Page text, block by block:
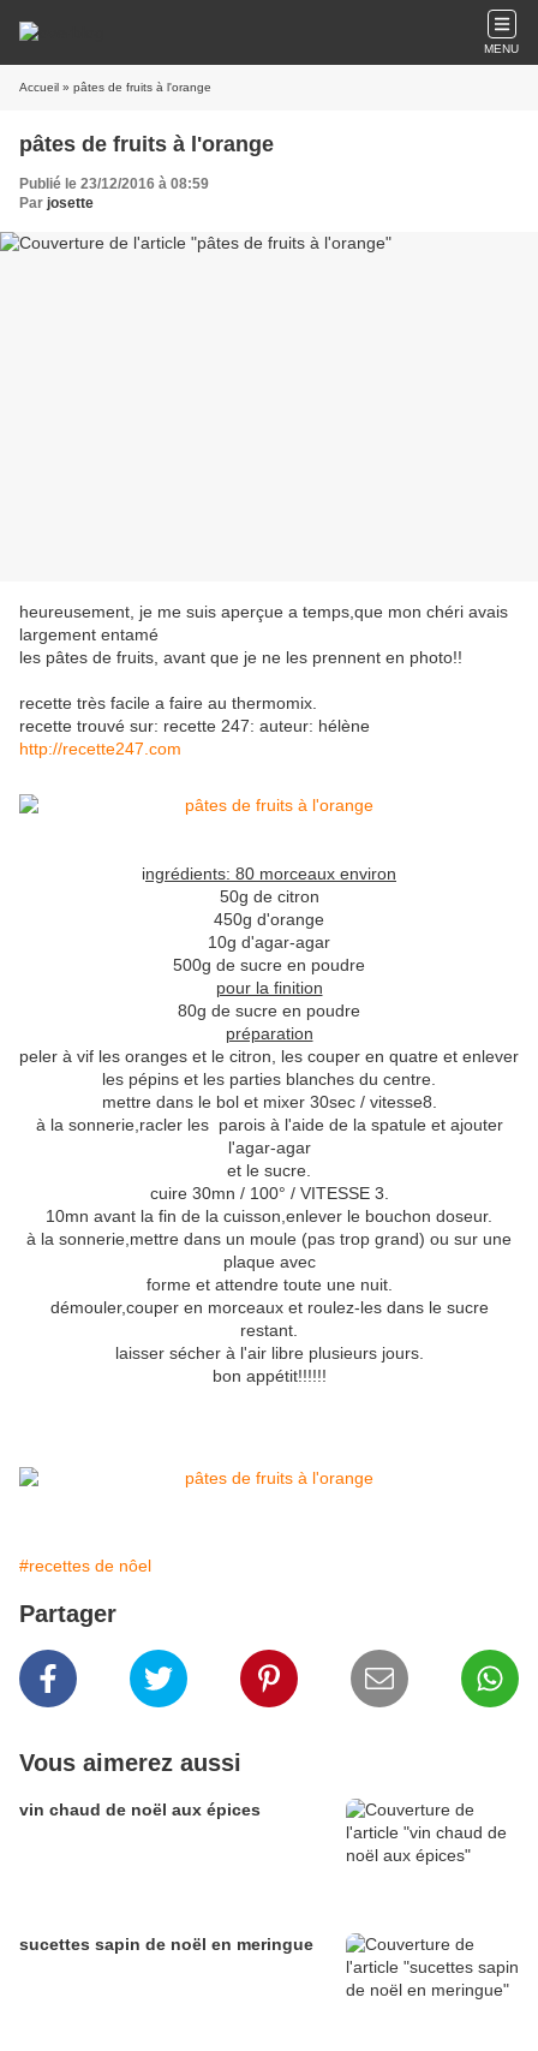
MENU
Accueil » pâtes de fruits à l'orange
pâtes de fruits à l'orange
Publié le 23/12/2016 à 08:59
Par josette
heureusement, je me suis aperçue a temps,que mon chéri avais
largement entamé
les pâtes de fruits, avant que je ne les prennent en photo!!
recette très facile a faire au thermomix.
recette trouvé sur: recette 247: auteur: hélène
http://recette247.com
ingrédients: 80 morceaux environ
50g de citron
450g d'orange
10g d'agar-agar
500g de sucre en poudre
pour la finition
80g de sucre en poudre
préparation
peler à vif les oranges et le citron, les couper en quatre et enlever
les pépins et les parties blanches du centre.
mettre dans le bol et mixer 30sec / vitesse8.
à la sonnerie,racler les parois à l'aide de la spatule et ajouter
l'agar-agar
et le sucre.
cuire 30mn / 100° / VITESSE 3.
10mn avant la fin de la cuisson,enlever le bouchon doseur.
à la sonnerie,mettre dans un moule (pas trop grand) ou sur une
plaque avec
forme et attendre toute une nuit.
démouler,couper en morceaux et roulez-les dans le sucre
restant.
laisser sécher à l'air libre plusieurs jours.
bon appétit!!!!!!
#recettes de nôel
Partager
Vous aimerez aussi
vin chaud de noël aux épices
sucettes sapin de noël en meringue